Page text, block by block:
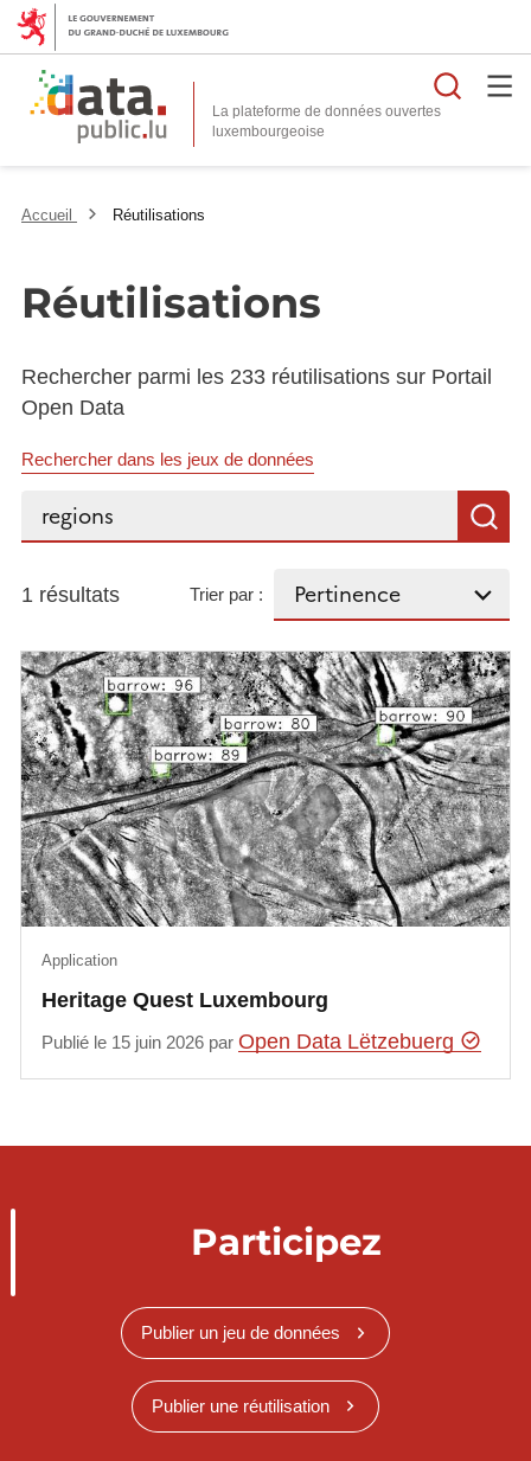
La plateforme de données ouvertes
Accueil Réutilisations
Réutilisations
Rechercher parmi les 233 réutilisations sur Portail
Open Data
Rechercher dans les jeux de données
Rechercher...
1 résultats Trier par :
Heritage Quest Luxembourg
Application
Publié le 15 juin 2026 parOpen Data Lëtzebuerg
Participez
Publier un jeu de données
Publier une réutilisation